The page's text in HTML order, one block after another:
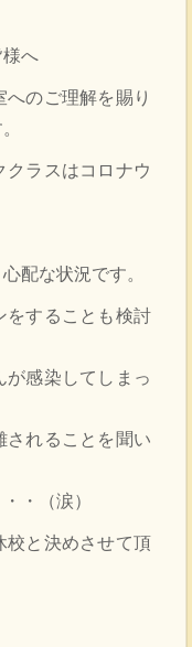
様へ
のご理解を賜り
クラスはコロナウ
配な状況です。
をすることも検討
が感染してしまっ
されることを聞い
・（涙）
校と決めさせて頂